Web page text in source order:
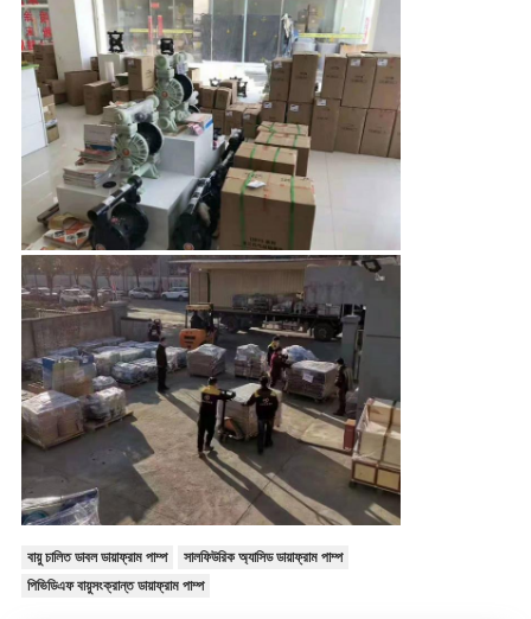
বায়ু চালিত ডাবল ডায়াফ্রাম পাম্প
সালফিউরিক অ্যাসিড ডায়াফ্রাম পাম্প
পিভিডিএফ বায়ুসংক্রান্ত ডায়াফ্রাম পাম্প